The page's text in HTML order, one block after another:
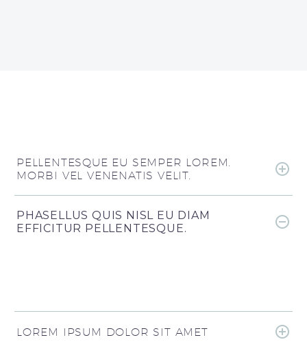
PELLENTESQUE EU SEMPER LOREM.
MORBI VEL VENENATIS VELIT.
PHASELLUS QUIS NISL EU DIAM
EFFICITUR PELLENTESQUE.
LOREM IPSUM DOLOR SIT AMET